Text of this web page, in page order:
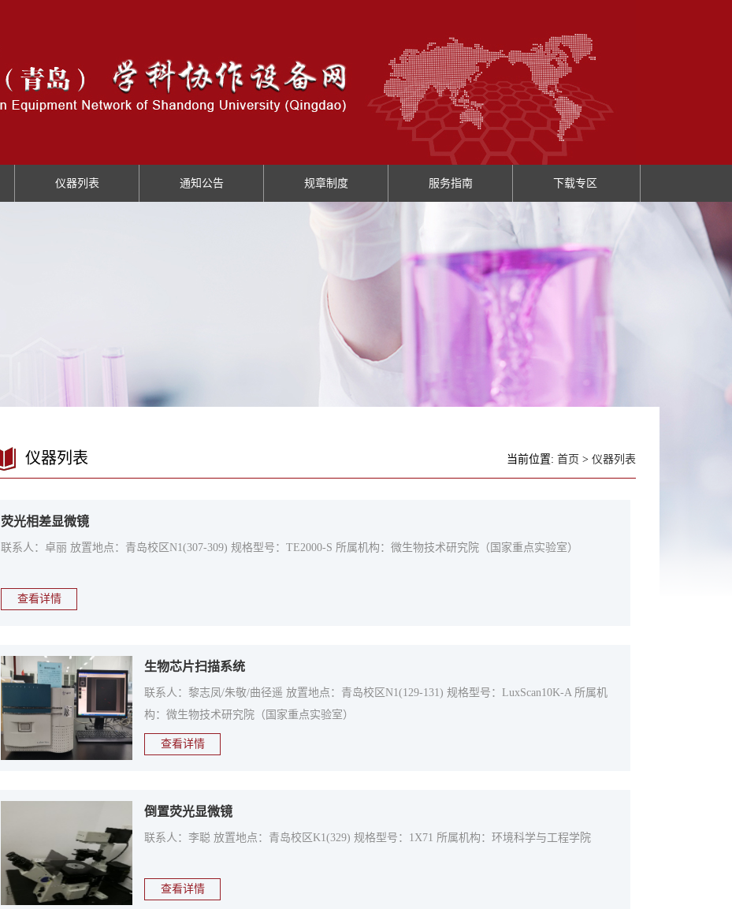
仪器列表 通知公告 规章制度 服务指南 下载专区
仪器列表 当前位置: 首页 > 仪器列表
荧光相差显微镜
联系人：卓丽 放置地点：青岛校区N1(307-309) 规格型号：TE2000-S 所属机构：微生物技术研究院（国家重点实验室）
查看详情
生物芯片扫描系统
联系人：黎志凤/朱敬/曲径遥 放置地点：青岛校区N1(129-131) 规格型号：LuxScan10K-A 所属机
构：微生物技术研究院（国家重点实验室）
查看详情
倒置荧光显微镜
联系人：李聪 放置地点：青岛校区K1(329) 规格型号：1X71 所属机构：环境科学与工程学院
查看详情